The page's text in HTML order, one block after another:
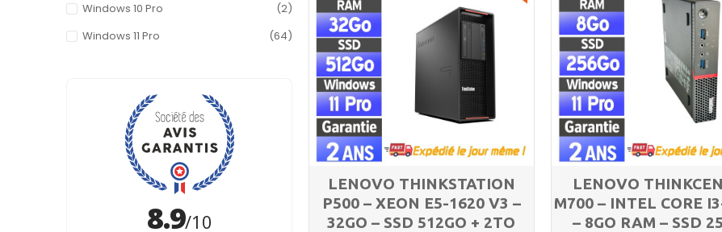
Windows 10 Pro
(2)
Windows 11 Pro
(64)
LENOVO THINKSTATION
P500 – XEON E5-1620 V3 –
32GO – SSD 512GO + 2TO
LENOVO
M700 – INTEL CORE
– 8GO RAM – SSD